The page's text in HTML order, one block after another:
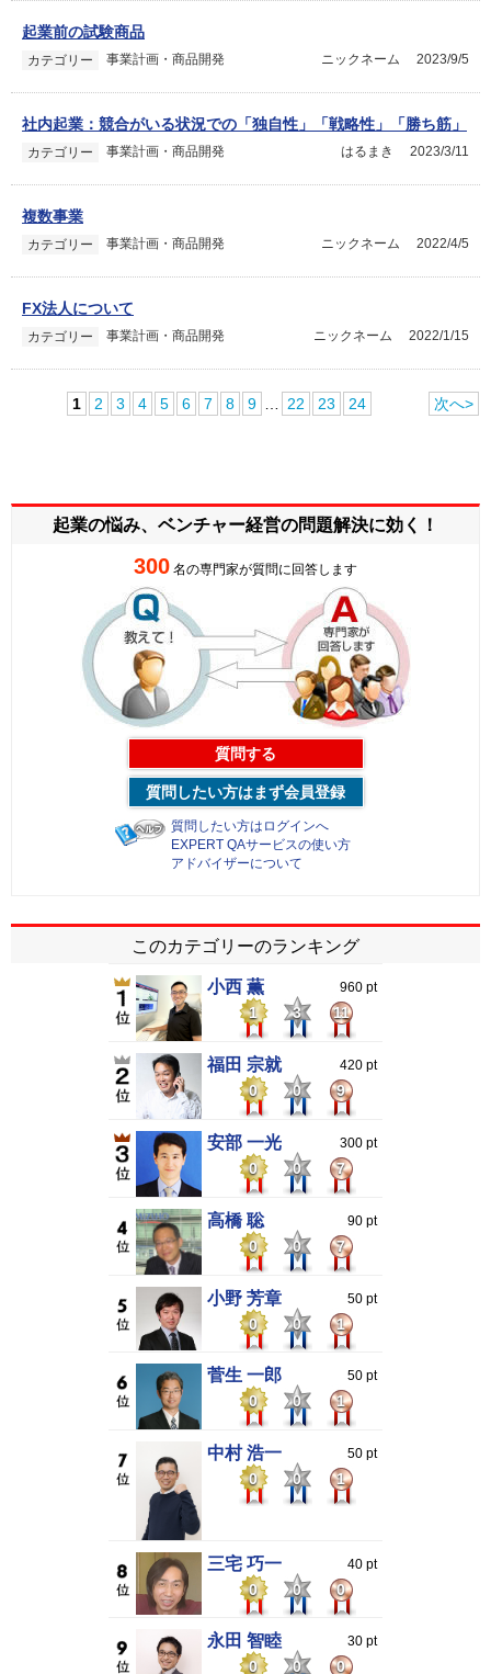
起業前の試験商品
カテゴリー 事業計画・商品開発 2023/9/5
ニックネーム
社内起業：競合がいる状況での「独自性」「戦略性」「勝ち筋」
カテゴリー 事業計画・商品開発 2023/3/11
はるまき
複数事業
カテゴリー 事業計画・商品開発 2022/4/5
ニックネーム
FX法人について
カテゴリー 事業計画・商品開発 2022/1/15
ニックネーム
1 2 3 4 5 6 7 8 9 22 23 24 次へ>
起業の悩み、ベンチャー経営の問題解決に効く！
300 名の専門家が質問に回答します
質問する
質問したい方はまず会員登録
質問したい方はログインへ
EXPERT QAサービスの使い方
アドバイザーについて
このカテゴリーのランキング
小西 薫 960 pt
1 3 11
福田 宗就 420 pt
0 0 9
安部 一光 300 pt
0 0 7
高橋 聡 90 pt
0 0 7
小野 芳章 50 pt
0 0 1
菅生 一郎 50 pt
0 0 1
中村 浩一 50 pt
0 0 1
三宅 巧一 40 pt
0 0 0
永田 智睦 30 pt
0 0 0